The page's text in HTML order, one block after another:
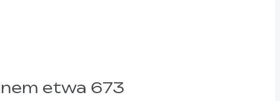
etwa 673